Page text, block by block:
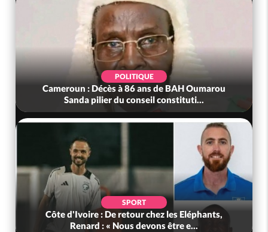
POLITIQUE
Cameroun : Décès à 86 ans de BAH Oumarou
Sanda pilier du conseil constituti...
SPORT
Côte d'Ivoire : De retour chez les Eléphants,
Renard : « Nous devons être e...